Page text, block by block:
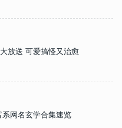
放送 可爱搞怪又治愈
网名玄学合集速览